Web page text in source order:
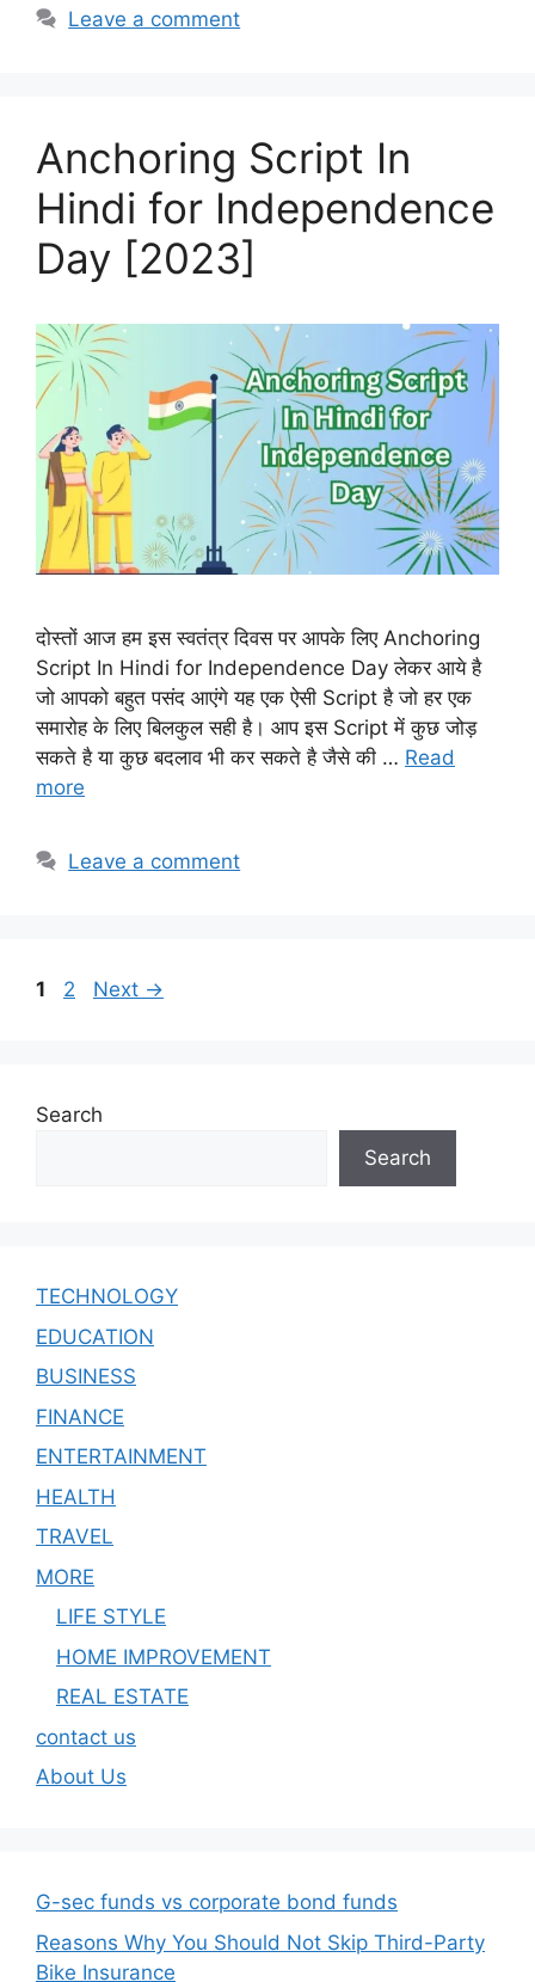
Leave a comment
Anchoring Script In
Hindi for Independence
Day [2023]
दोस्तों आज हम इस स्वतंत्र दिवस पर आपके लिए Anchoring
Script In Hindi for Independence Day लेकर आये है
जो आपको बहुत पसंद आएंगे यह एक ऐसी Script है जो हर एक
समारोह के लिए बिलकुल सही है। आप इस Script में कुछ जोड़
सकते है या कुछ बदलाव भी कर सकते है जैसे की … Read
more
Leave a comment
Page
1 Page
2 Next →
Search
Search
TECHNOLOGY
EDUCATION
BUSINESS
FINANCE
ENTERTAINMENT
HEALTH
TRAVEL
MORE
LIFE STYLE
HOME IMPROVEMENT
REAL ESTATE
contact us
About Us
G-sec funds vs corporate bond funds
Reasons Why You Should Not Skip Third-Party
Bike Insurance